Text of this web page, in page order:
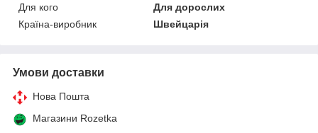
Для кого
Для дорослих
Країна-виробник
Швейцарія
Умови доставки
Нова Пошта
Магазини Rozetka